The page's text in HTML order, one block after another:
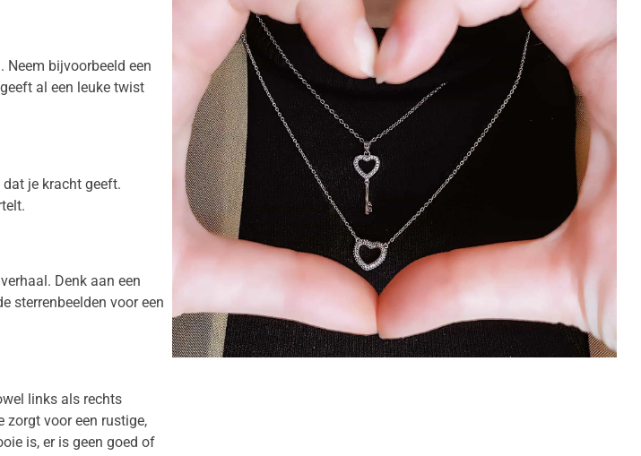
Neem bijvoorbeeld een
al een leuke twist
je kracht geeft.
Denk aan een
sterrenbeelden voor een
links als rechts
zorgt voor een rustige,
is, er is geen goed of